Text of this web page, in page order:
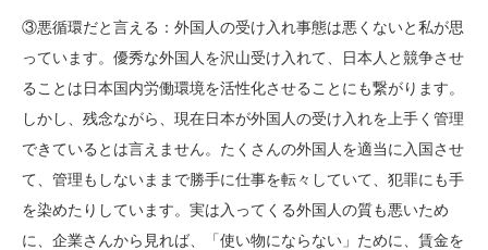
③悪循環だと言える：外国人の受け入れ事態は悪くないと私が思
っています。優秀な外国人を沢山受け入れて、日本人と競争させ
ることは日本国内労働環境を活性化させることにも繋がります。
しかし、残念ながら、現在日本が外国人の受け入れを上手く管理
できているとは言えません。たくさんの外国人を適当に入国させ
て、管理もしないままで勝手に仕事を転々していて、犯罪にも手
を染めたりしています。実は入ってくる外国人の質も悪いため
に、企業さんから見れば、「使い物にならない」ために、賃金を